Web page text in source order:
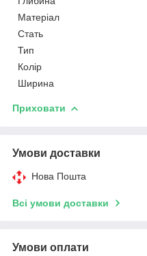
Матеріал
Стать
Тип
Колір
Ширина
Приховати
Умови доставки
Нова Пошта
Всі умови доставки
Умови оплати